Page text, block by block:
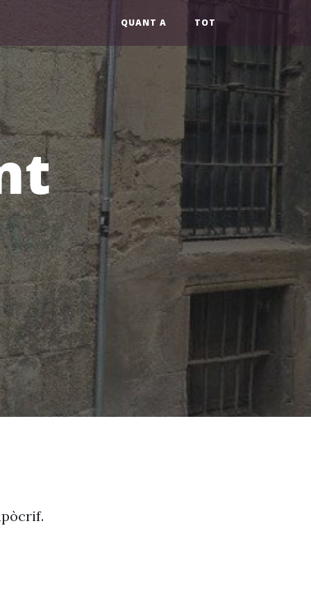
QUANT A TOT